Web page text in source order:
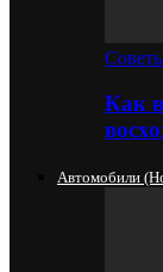
Как
Автомобили